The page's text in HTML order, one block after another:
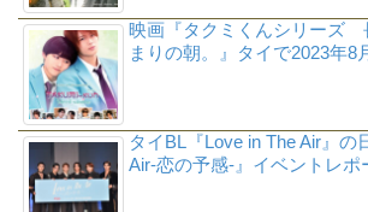
映画『タクミくんシリーズ
まりの朝。』タイで2023年8
タイBL『Love in The Air』の
Air-恋の予感-』イベントレポ